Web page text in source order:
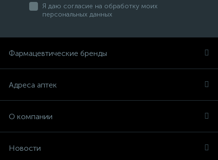
Я даю согласие на обработку моих
персональных данных
Фармацевтические бренды
Адреса аптек
О компании
Новости